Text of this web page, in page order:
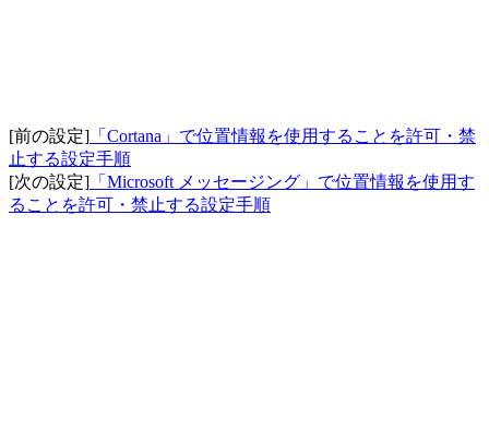
[前の設定] 「Cortana」で位置情報を使用することを許可・禁
止する設定手順
[次の設定] 「Microsoft メッセージング」で位置情報を使用す
ることを許可・禁止する設定手順